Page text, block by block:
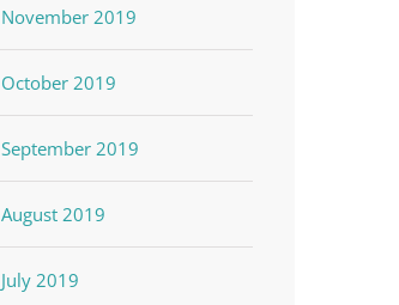
November 2019
October 2019
September 2019
August 2019
July 2019